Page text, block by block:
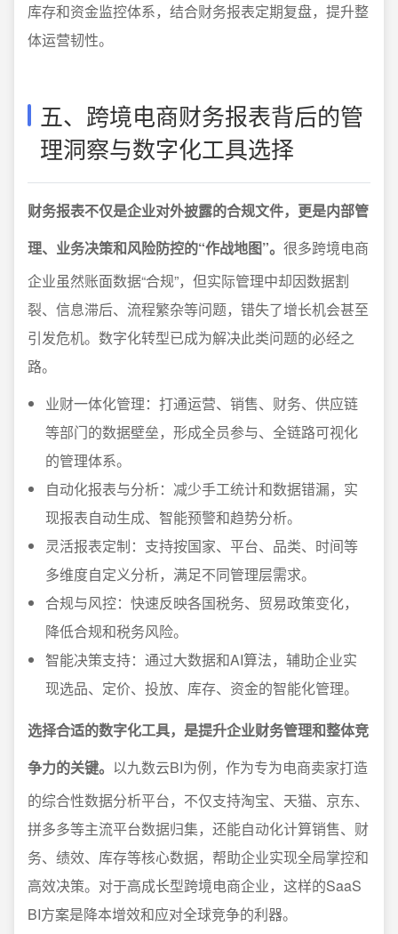
库存和资金监控体系，结合财务报表定期复盘，提升整
体运营韧性。
五、跨境电商财务报表背后的管
理洞察与数字化工具选择
财务报表不仅是企业对外披露的合规文件，更是内部管
理、业务决策和风险防控的“作战地图”。 很多跨境电商
企业虽然账面数据“合规”，但实际管理中却因数据割
裂、信息滞后、流程繁杂等问题，错失了增长机会甚至
引发危机。数字化转型已成为解决此类问题的必经之
路。
业财一体化管理：打通运营、销售、财务、供应链
等部门的数据壁垒，形成全员参与、全链路可视化
的管理体系。
自动化报表与分析：减少手工统计和数据错漏，实
现报表自动生成、智能预警和趋势分析。
灵活报表定制：支持按国家、平台、品类、时间等
多维度自定义分析，满足不同管理层需求。
合规与风控：快速反映各国税务、贸易政策变化，
降低合规和税务风险。
智能决策支持：通过大数据和AI算法，辅助企业实
现选品、定价、投放、库存、资金的智能化管理。
选择合适的数字化工具，是提升企业财务管理和整体竞
争力的关键。 以九数云BI为例，作为专为电商卖家打造
的综合性数据分析平台，不仅支持淘宝、天猫、京东、
拼多多等主流平台数据归集，还能自动化计算销售、财
务、绩效、库存等核心数据，帮助企业实现全局掌控和
高效决策。对于高成长型跨境电商企业，这样的SaaS
BI方案是降本增效和应对全球竞争的利器。